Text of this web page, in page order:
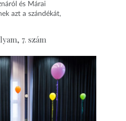
és Márai
azt a szándékát,
7. szám